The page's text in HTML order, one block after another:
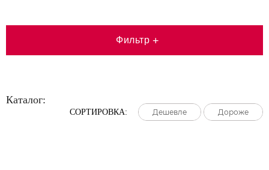
Фильтр +
Каталог:
СОРТИРОВКА: Дешевле
Дешевле
Дешевле Дороже
Дороже
Дороже